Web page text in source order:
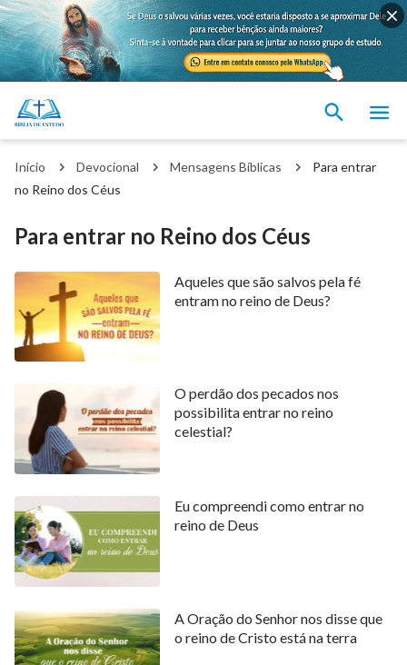
Início Devocional Mensagens Bíblicas
Para entrar
no Reino dos Céus
Para entrar no Reino dos Céus
Aqueles que são salvos pela fé
entram no reino de Deus?
O perdão dos pecados nos
possibilita entrar no reino
celestial?
Eu compreendi como entrar no
reino de Deus
A Oração do Senhor nos disse que
o reino de Cristo está na terra